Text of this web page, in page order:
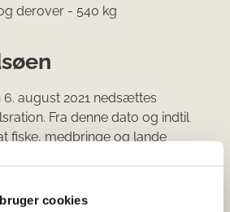
cookies
derover - 540 kg
august 2021 nedsættes
Fra denne dato og indtil
fiske, medbringe og lande